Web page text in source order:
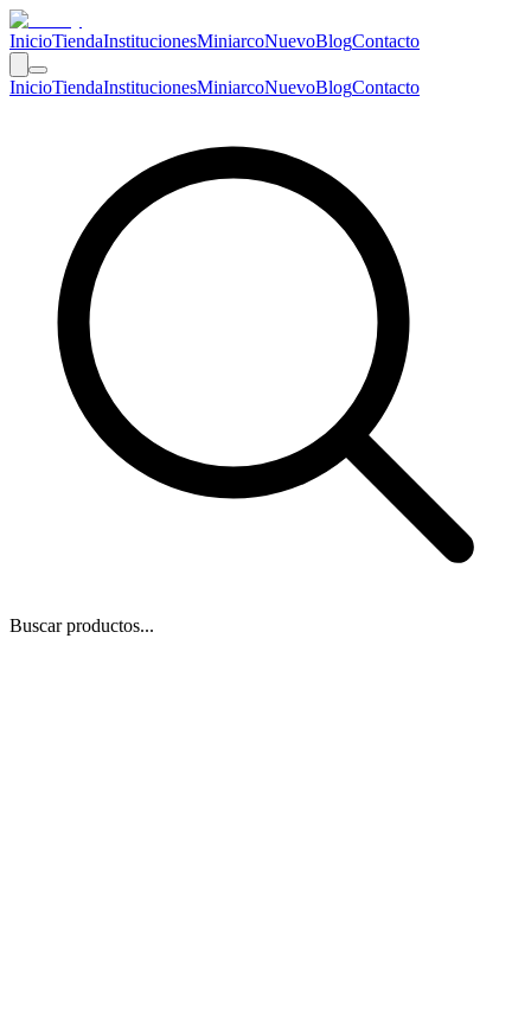
InicioTiendaInstitucionesMiniarcoNuevoBlogContacto
InicioTiendaInstitucionesMiniarcoNuevoBlogContacto
Buscar productos...